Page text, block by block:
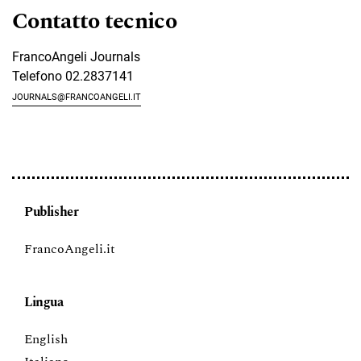
Contatto tecnico
FrancoAngeli Journals
Telefono 02.2837141
journals@francoangeli.it
Publisher
FrancoAngeli.it
Lingua
English